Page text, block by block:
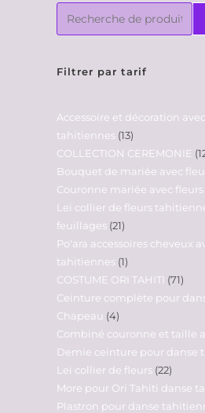
Filtrer par tarif
Accessoire et décoration
tahitiennes 13
COLLECTION CEREMONIE
Bouquet de mariée avec
Couronne mariée avec
Lei collier de fleurs
feuillages 21
Po'ara accessoires cheveux
tahitiennes 1
COSTUME ORI TAHITI
71
Ceinture complète pour
Chapeau 4
Combiné couronne et taille
Demie ceinture pour danse
Lei collier de fleurs 22
More pour Ori Tahiti danse
Plastron pour danse